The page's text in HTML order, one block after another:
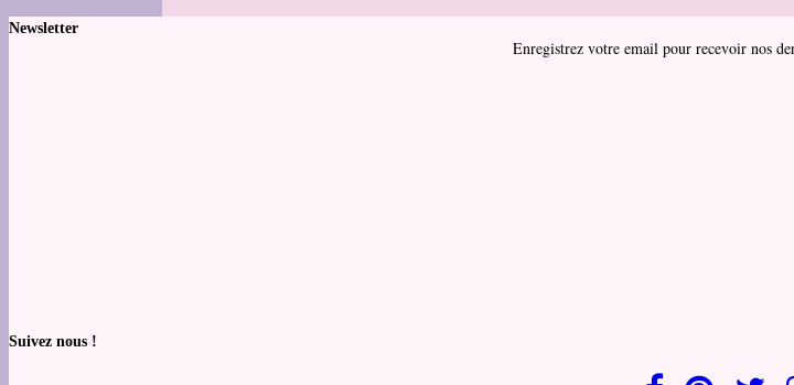
Newsletter
Enregistrez votre email pour recevoir nos
Suivez nous !